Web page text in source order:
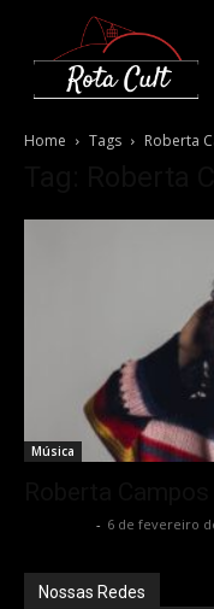
Home Tags Roberta
Música
- 6 de fevereiro
Nossas Redes